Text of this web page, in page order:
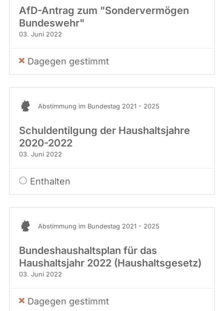
AfD-Antrag zum "Sondervermögen
Bundeswehr"
03. Juni 2022
Dagegen gestimmt
Abstimmung im Bundestag 2021 - 2025
Schuldentilgung der Haushaltsjahre
2020-2022
03. Juni 2022
Enthalten
Abstimmung im Bundestag 2021 - 2025
Bundeshaushaltsplan für das
Haushaltsjahr 2022 (Haushaltsgesetz)
03. Juni 2022
Dagegen gestimmt